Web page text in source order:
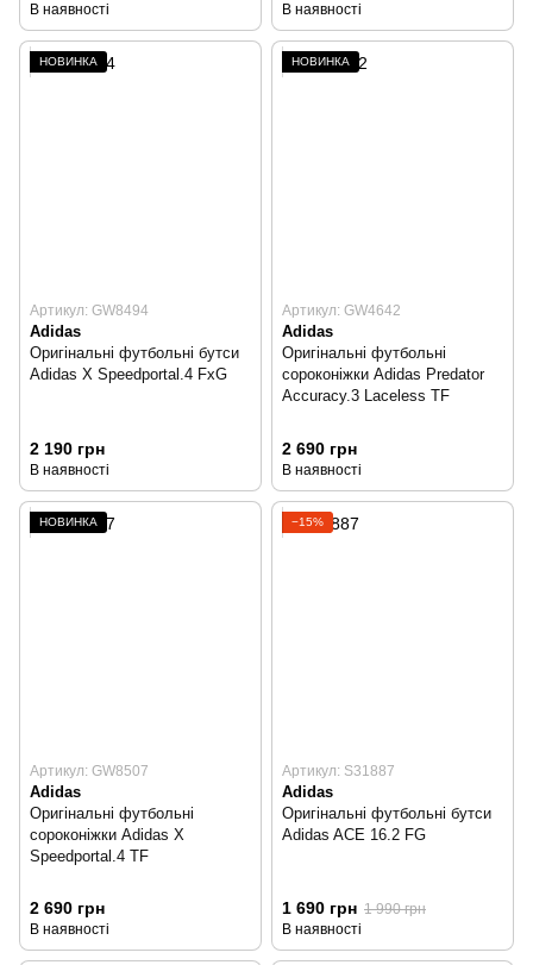
В наявності В наявності
НОВИНКА
Артикул: GW8494
Adidas
Оригінальні футбольні бутси
Adidas X Speedportal.4 FxG
2 190 грн
В наявності
НОВИНКА
Артикул: GW4642
Adidas
Оригінальні футбольні
сороконіжки Adidas Predator
Accuracy.3 Laceless TF
2 690 грн
В наявності
НОВИНКА
Артикул: GW8507
Adidas
Оригінальні футбольні
сороконіжки Adidas X
Speedportal.4 TF
2 690 грн
В наявності
−15%
Артикул: S31887
Adidas
Оригінальні футбольні бутси
Adidas ACE 16.2 FG
1 690 грн 1 990 грн
В наявності